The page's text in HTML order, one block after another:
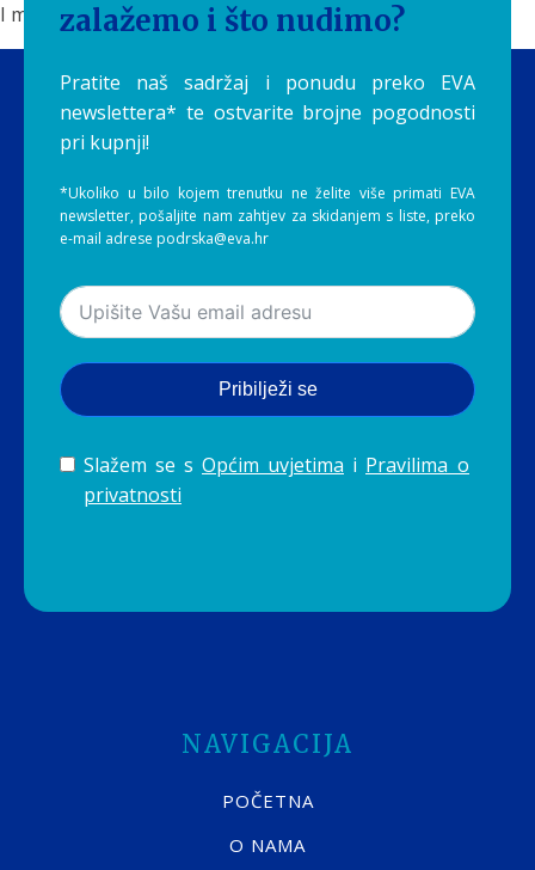
I mali svakodnevni ritual koji često podcjenjujemo.
zalažemo i što nudimo?
Pratite naš sadržaj i ponudu preko EVA
newslettera* te ostvarite brojne pogodnosti
pri kupnji!
*Ukoliko u bilo kojem trenutku ne želite više primati EVA
newsletter, pošaljite nam zahtjev za skidanjem s liste, preko
e-mail adrese podrska@eva.hr
Pribilježi se
Slažem se s Općim uvjetima i Pravilima o
privatnosti
NAVIGACIJA
POČETNA
O NAMA